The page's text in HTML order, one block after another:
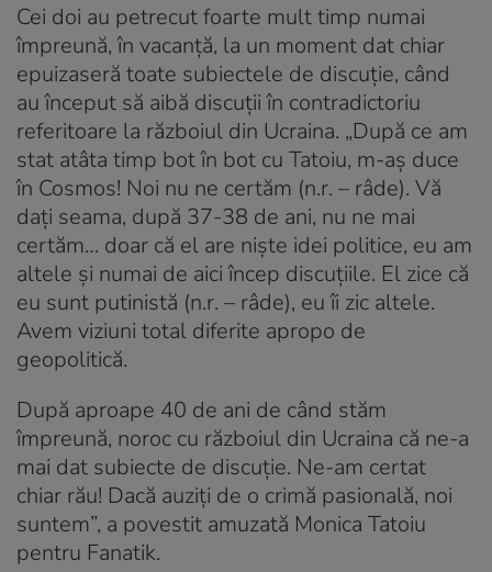
Cei doi au petrecut foarte mult timp numai
împreună, în vacanță, la un moment dat chiar
epuizaseră toate subiectele de discuție, când
au început să aibă discuții în contradictoriu
referitoare la războiul din Ucraina. „După ce am
stat atâta timp bot în bot cu Tatoiu, m-aș duce
în Cosmos! Noi nu ne certăm (n.r. – râde). Vă
dați seama, după 37-38 de ani, nu ne mai
certăm… doar că el are niște idei politice, eu am
altele și numai de aici încep discuțiile. El zice că
eu sunt putinistă (n.r. – râde), eu îi zic altele.
Avem viziuni total diferite apropo de
geopolitică.
După aproape 40 de ani de când stăm
împreună, noroc cu războiul din Ucraina că ne-a
mai dat subiecte de discuție. Ne-am certat
chiar rău! Dacă auziți de o crimă pasională, noi
suntem”, a povestit amuzată Monica Tatoiu
pentru Fanatik.